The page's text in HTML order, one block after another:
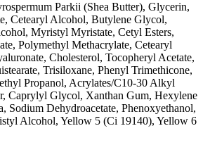
Parkii (Shea Butter), Glycerin,
Cetearyl Alcohol, Butylene Glycol,
Myristyl Myristate, Cetyl Esters,
Polymethyl Methacrylate, Cetearyl
Cholesterol, Tocopheryl Acetate,
Trisiloxane, Phenyl Trimethicone,
Propanol, Acrylates/C10-30 Alkyl
Caprylyl Glycol, Xanthan Gum, Hexylene
Sodium Dehydroacetate, Phenoxyethanol,
Alcohol, Yellow 5 (Ci 19140), Yellow 6